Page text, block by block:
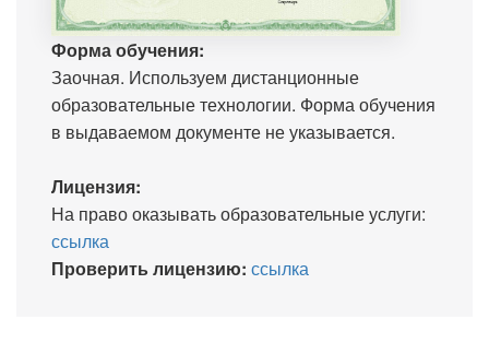
Форма обучения:
Заочная. Используем дистанционные
образовательные технологии. Форма обучения
в выдаваемом документе не указывается.
Лицензия:
На право оказывать образовательные услуги:
ссылка
Проверить лицензию: ссылка